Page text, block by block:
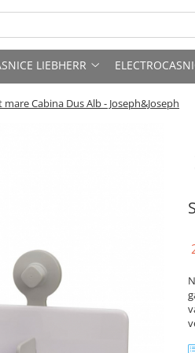
LIEBHERR
Cabina Dus Alb - Joseph&Joseph